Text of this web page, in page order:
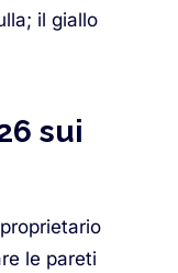
il giallo
sui
le pareti